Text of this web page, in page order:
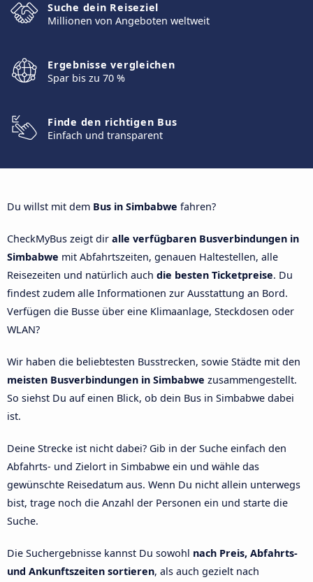
Suche dein Reiseziel
Millionen von Angeboten weltweit
Ergebnisse vergleichen
Spar bis zu 70 %
Finde den richtigen Bus
Einfach und transparent
Du willst mit dem Bus in Simbabwe fahren?
CheckMyBus zeigt dir alle verfügbaren Busverbindungen in
Simbabwe mit Abfahrtszeiten, genauen Haltestellen, alle
Reisezeiten und natürlich auch die besten Ticketpreise. Du
findest zudem alle Informationen zur Ausstattung an Bord.
Verfügen die Busse über eine Klimaanlage, Steckdosen oder
WLAN?
Wir haben die beliebtesten Busstrecken, sowie Städte mit den
meisten Busverbindungen in Simbabwe zusammengestellt.
So siehst Du auf einen Blick, ob dein Bus in Simbabwe dabei
ist.
Deine Strecke ist nicht dabei? Gib in der Suche einfach den
Abfahrts- und Zielort in Simbabwe ein und wähle das
gewünschte Reisedatum aus. Wenn Du nicht allein unterwegs
bist, trage noch die Anzahl der Personen ein und starte die
Suche.
Die Suchergebnisse kannst Du sowohl nach Preis, Abfahrts-
und Ankunftszeiten sortieren, als auch gezielt nach